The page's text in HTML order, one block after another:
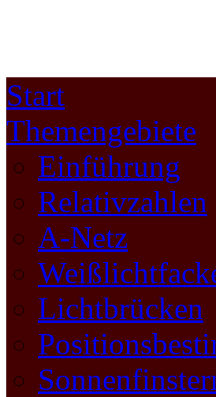
Start
Themengebiete
Einführung
Relativzahlen
A-Netz
Lichtbrücken